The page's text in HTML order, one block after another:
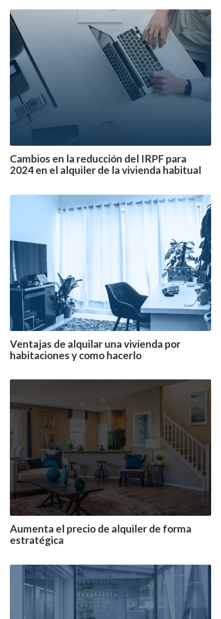
Cambios en la reducción del IRPF para
2024 en el alquiler de la vivienda habitual
Ventajas de alquilar una vivienda por
habitaciones y como hacerlo
Aumenta el precio de alquiler de forma
estratégica